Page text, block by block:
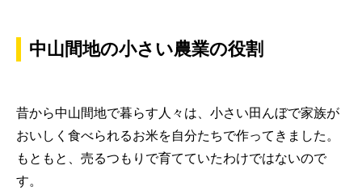
中山間地の小さい農業の役割
昔から中山間地で暮らす人々は、小さい田んぼで家族が
おいしく食べられるお米を自分たちで作ってきました。
もともと、売るつもりで育てていたわけではないので
す。